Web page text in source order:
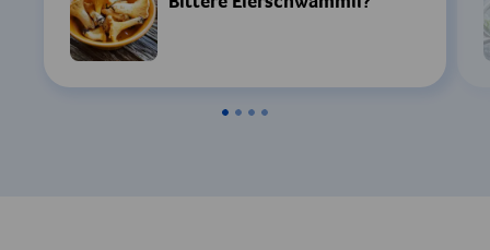
Einstellungen